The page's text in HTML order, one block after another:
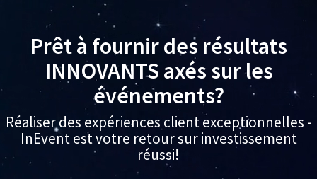
Prêt à fournir des résultats
INNOVANTS axés sur les
événements?
Réaliser des expériences client exceptionnelles -
InEvent est votre retour sur investissement
réussi!